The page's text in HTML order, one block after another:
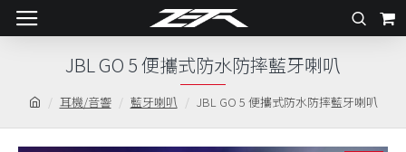
耳機/音響 藍牙喇叭 JBL GO 5 便攜式防水防摔藍牙喇叭
JBL GO 5 便攜式防水防摔藍牙喇叭